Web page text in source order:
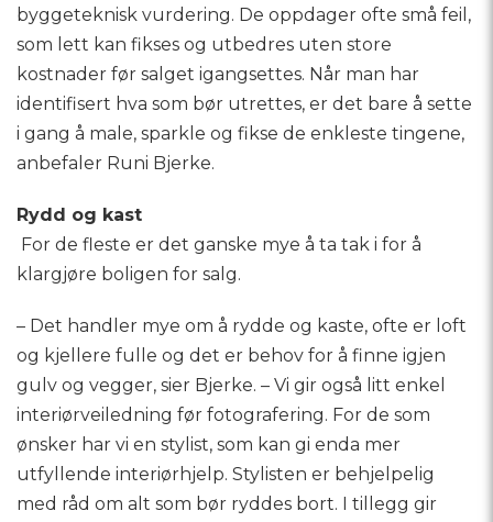
byggeteknisk vurdering. De oppdager ofte små feil,
som lett kan fikses og utbedres uten store
kostnader før salget igangsettes. Når man har
identifisert hva som bør utrettes, er det bare å sette
i gang å male, sparkle og fikse de enkleste tingene,
anbefaler Runi Bjerke.
Rydd og kast
For de fleste er det ganske mye å ta tak i for å
klargjøre boligen for salg.
– Det handler mye om å rydde og kaste, ofte er loft
og kjellere fulle og det er behov for å finne igjen
gulv og vegger, sier Bjerke. – Vi gir også litt enkel
interiørveiledning før fotografering. For de som
ønsker har vi en stylist, som kan gi enda mer
utfyllende interiørhjelp. Stylisten er behjelpelig
med råd om alt som bør ryddes bort. I tillegg gir